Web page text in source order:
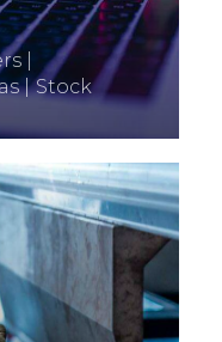
|
| Stock